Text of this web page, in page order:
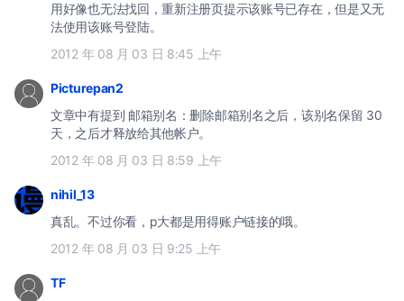
用好像也无法找回，重新注册页提示该账号已存在，但是又无
法使用该账号登陆。
2012 年 08 月 03 日 8:45 上午
Picturepan2
文章中有提到 邮箱别名：删除邮箱别名之后，该别名保留 30
天，之后才释放给其他帐户。
2012 年 08 月 03 日 8:59 上午
nihil_13
真乱。不过你看，p大都是用得账户链接的哦。
2012 年 08 月 03 日 9:25 上午
TF